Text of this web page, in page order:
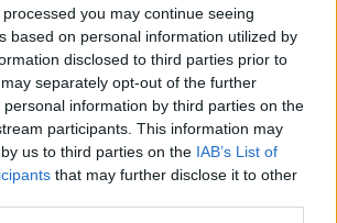
you may continue seeing
based on personal information utilized by
disclosed to third parties prior to
separately opt-out of the further
information by third parties on the
participants. This information may
us to third parties on the IAB’s List of
that may further disclose it to other
12:13
Πώς θα βεβαιώνεται το
ευρώ στους
άνω των 60